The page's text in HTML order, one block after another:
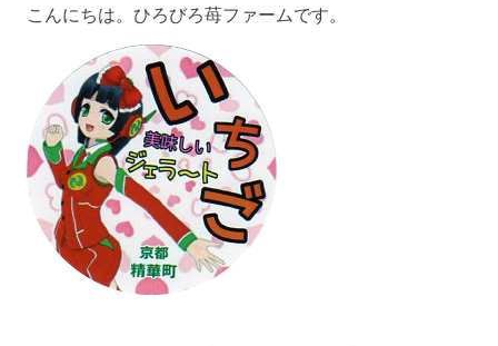
こんにちは。ひろびろ苺ファームです。